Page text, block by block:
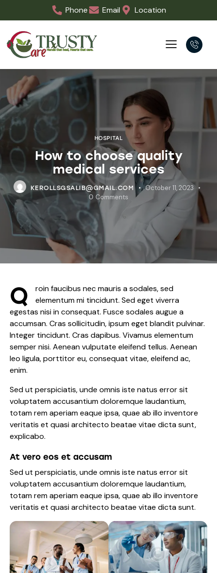
Phone Email Location
HOSPITAL
How to choose quality
medical services
KEROLLSGSALIB@GMAIL.COM
October 11, 2023
0 Comments
Q
roin faucibus nec mauris a sodales, sed
elementum mi tincidunt. Sed eget viverra
egestas nisi in consequat. Fusce sodales augue a
accumsan. Cras sollicitudin, ipsum eget blandit pulvinar.
Integer tincidunt. Cras dapibus. Vivamus elementum
semper nisi. Aenean vulputate eleifend tellus. Aenean
leo ligula, porttitor eu, consequat vitae, eleifend ac,
enim.
Sed ut perspiciatis, unde omnis iste natus error sit
voluptatem accusantium doloremque laudantium,
totam rem aperiam eaque ipsa, quae ab illo inventore
veritatis et quasi architecto beatae vitae dicta sunt,
explicabo.
At vero eos et accusam
Sed ut perspiciatis, unde omnis iste natus error sit
voluptatem accusantium doloremque laudantium,
totam rem aperiam eaque ipsa, quae ab illo inventore
veritatis et quasi architecto beatae vitae dicta sunt.